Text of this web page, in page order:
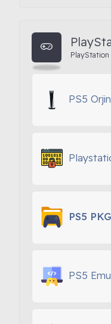
PlayStation
PS5
PS5
PS5